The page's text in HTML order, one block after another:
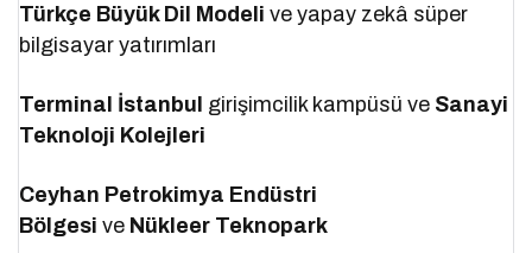
Türkçe Büyük Dil Modeli ve yapay zekâ süper
bilgisayar yatırımları
Terminal İstanbul girişimcilik kampüsü ve Sanayi
Teknoloji Kolejleri
Ceyhan Petrokimya Endüstri
Bölgesi ve Nükleer Teknopark